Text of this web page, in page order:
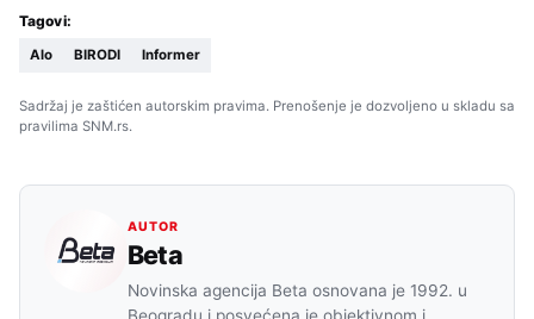
Tagovi:
Alo BIRODI Informer
Sadržaj je zaštićen autorskim pravima. Prenošenje je dozvoljeno u skladu sa
pravilima SNM.rs.
AUTOR
Beta
Novinska agencija Beta osnovana je 1992. u
Beogradu i posvećena je objektivnom i